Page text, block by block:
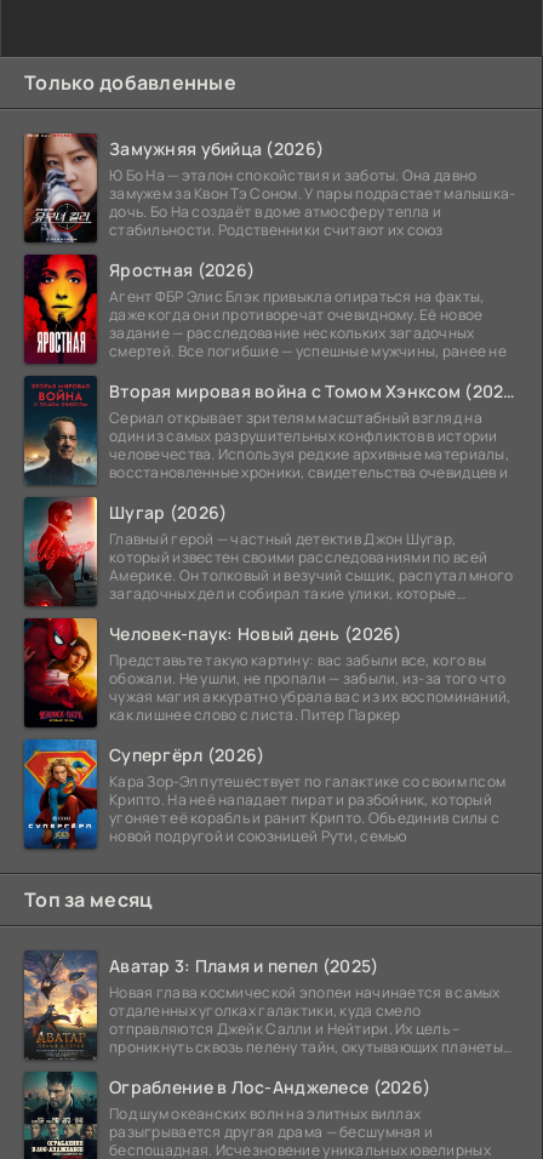
Только добавленные
Замужняя убийца (2026)
Ю Бо На — эталон спокойствия и заботы. Она давно
замужем за Квон Тэ Соном. У пары подрастает малышка-
дочь. Бо На создаёт в доме атмосферу тепла и
стабильности. Родственники считают их союз
Яростная (2026)
Агент ФБР Элис Блэк привыкла опираться на факты,
даже когда они противоречат очевидному. Её новое
задание — расследование нескольких загадочных
смертей. Все погибшие — успешные мужчины, ранее не
Вторая мировая война с Томом Хэнксом (2026)
Сериал открывает зрителям масштабный взгляд на
один из самых разрушительных конфликтов в истории
человечества. Используя редкие архивные материалы,
восстановленные хроники, свидетельства очевидцев и
Шугар (2026)
Главный герой — частный детектив Джон Шугар,
который известен своими расследованиями по всей
Америке. Он толковый и везучий сыщик, распутал много
загадочных дел и собирал такие улики, которые
Человек-паук: Новый день (2026)
Представьте такую картину: вас забыли все, кого вы
обожали. Не ушли, не пропали — забыли, из-за того что
чужая магия аккуратно убрала вас из их воспоминаний,
как лишнее слово с листа. Питер Паркер
Супергёрл (2026)
Кара Зор-Эл путешествует по галактике со своим псом
Крипто. На неё нападает пират и разбойник, который
угоняет её корабль и ранит Крипто. Объединив силы с
новой подругой и союзницей Рути, семью
Топ за месяц
Аватар 3: Пламя и пепел (2025)
Новая глава космической эпопеи начинается в самых
отдаленных уголках галактики, куда смело
отправляются Джейк Салли и Нейтири. Их цель –
проникнуть сквозь пелену тайн, окутывающих планеты
Ограбление в Лос-Анджелесе (2026)
Под шум океанских волн на элитных виллах
разыгрывается другая драма — бесшумная и
беспощадная. Исчезновение уникальных ювелирных